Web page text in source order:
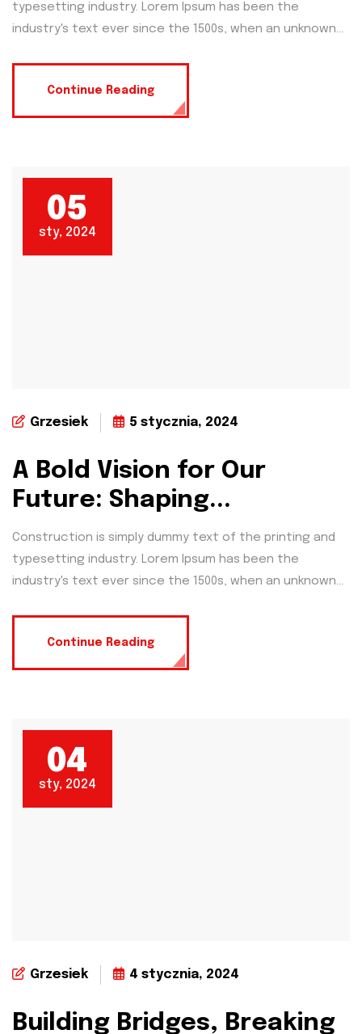
typesetting industry. Lorem Ipsum has been the
industry's text ever since the 1500s, when an unknown...
Continue Reading
05
sty, 2024
Grzesiek 5 stycznia, 2024
A Bold Vision for Our
Future: Shaping...
Construction is simply dummy text of the printing and
typesetting industry. Lorem Ipsum has been the
industry's text ever since the 1500s, when an unknown...
Continue Reading
04
sty, 2024
Grzesiek 4 stycznia, 2024
Building Bridges, Breaking